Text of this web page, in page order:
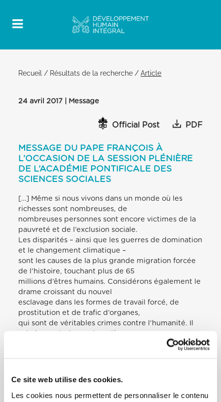
Ce site web utilise des cookies.
Les cookies nous permettent de personnaliser le contenu
Recueil / Résultats de la recherche /Article
24 avril 2017 | Message
Official Post PDF
MESSAGE DU PAPE FRANÇOIS À
L’OCCASION DE LA SESSION PLÉNIÈRE
DE L’ACADÉMIE PONTIFICALE DES
SCIENCES SOCIALES
[…] Même si nous vivons dans un monde où les
richesses sont nombreuses, de
nombreuses personnes sont encore victimes de la
pauvreté et de l’exclusion sociale.
Les disparités – ainsi que les guerres de domination
et le changement climatique –
sont les causes de la plus grande migration forcée
de l’histoire, touchant plus de 65
millions d’êtres humains. Considérons également le
drame croissant du nouvel
esclavage dans les formes de travail forcé, de
prostitution et de trafic d’organes,
qui sont de véritables crimes contre l’humanité. Il
est alarmant et symptomatique
qu’aujourd’hui le corps humain soit acheté et
XI prévoyait la création de ces
économique mondiale qu’il